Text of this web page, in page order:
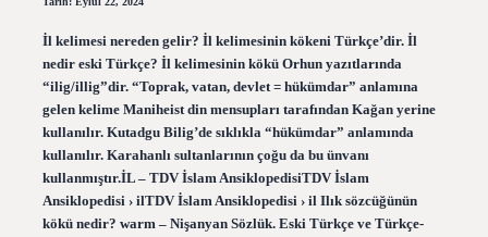
İl kelimesi nereden gelir? İl kelimesinin kökeni Türkçe’dir. İl
nedir eski Türkçe? İl kelimesinin kökü Orhun yazıtlarında
“ilig/illig”dir. “Toprak, vatan, devlet = hükümdar” anlamına
gelen kelime Maniheist din mensupları tarafından Kağan yerine
kullanılır. Kutadgu Bilig’de sıklıkla “hükümdar” anlamında
kullanılır. Karahanlı sultanlarının çoğu da bu ünvanı
kullanmıştır.İL – TDV İslam AnsiklopedisiTDV İslam
Ansiklopedisi › ilTDV İslam Ansiklopedisi › il Ilık sözcüğünün
kökü nedir? warm – Nişanyan Sözlük. Eski Türkçe ve Türkçe-